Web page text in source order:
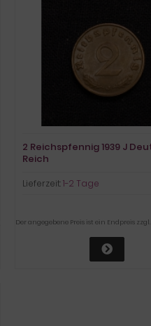
2 Reichspfennig 1939 J
Reich
Lieferzeit:1-2 Tage
Der angegebene Preis ist ein Endpreis zzgl.